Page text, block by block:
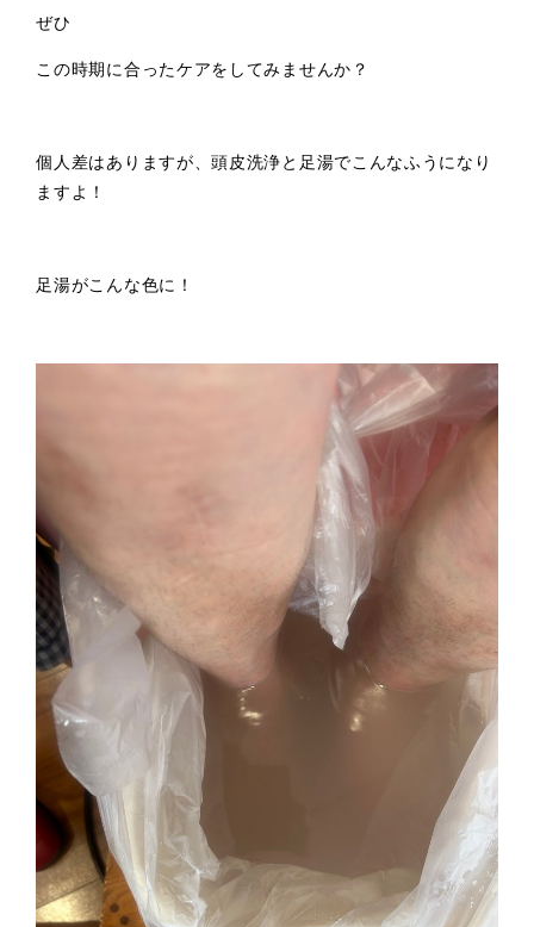
ぜひ
この時期に合ったケアをしてみませんか？
個人差はありますが、頭皮洗浄と足湯でこんなふうになり
ますよ！
足湯がこんな色に！